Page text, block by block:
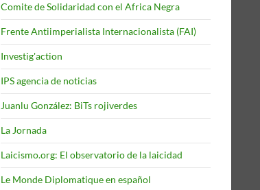
Comite de Solidaridad con el Africa Negra
Frente Antiimperialista Internacionalista (FAI)
Investig'action
IPS agencia de noticias
Juanlu González: BiTs rojiverdes
La Jornada
Laicismo.org: El observatorio de la laicidad
Le Monde Diplomatique en español